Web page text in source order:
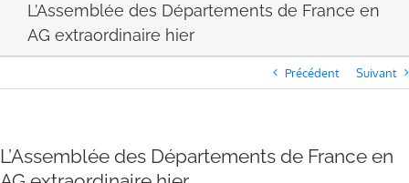
L’Assemblée des Départements de France en
AG extraordinaire hier
Précédent Suivant
L’Assemblée des Départements de France en